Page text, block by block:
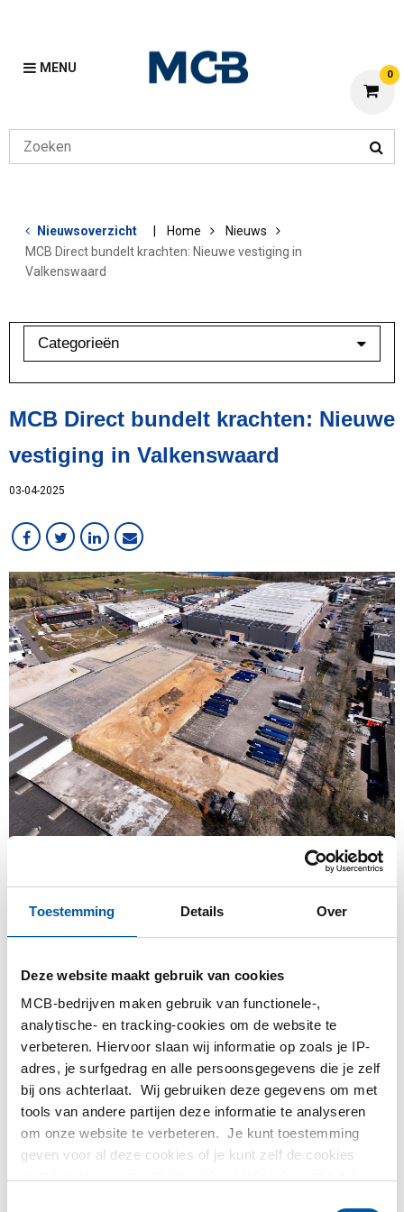
Toestemming Details Over
Deze website maakt gebruik van cookies
MCB-bedrijven maken gebruik van functionele-,
analytische- en tracking-cookies om de website te
verbeteren. Hiervoor slaan wij informatie op zoals je IP-
adres, je surfgedrag en alle persoonsgegevens die je zelf
bij ons achterlaat. Wij gebruiken deze gegevens om met
tools van andere partijen deze informatie te analyseren
om onze website te verbeteren. Je kunt toestemming
geven voor al deze cookies of je kunt zelf de cookies
MENU 0
Nieuwsoverzicht Home
Nieuws
MCB Direct bundelt krachten: Nieuwe vestiging in
Valkenswaard
Categorieën
Overig
Services
Staal
Werken bij MCB
MCB Direct bundelt krachten: Nieuwe
vestiging in Valkenswaard
03-04-2025
MCB Direct is klaar voor de toekomst! De markt verandert en
diensten. MCB Direct verenigt de vestigingen in Hapert en
Nederweert in één nieuwe, state-of-the-art locatie in
efficiënter. De nieuwe vestiging van 9000 m², met 7200 m²
aan geavanceerde bedrijfsruimte, is ontworpen om onze
klanten nog beter te bedienen.
Innovatief & volautomatisch zaagcentrum
De nieuwe vestiging is uitgerust met de nieuwste
technologieën, zoals het Kasto ZaagCenter, een
volautomatisch zaagcentrum waarbij hoogbouw en machines
volledig zijn geïntegreerd. Met deze moderne aanpak krijgen
we meer grip op de blijvende groei en alle